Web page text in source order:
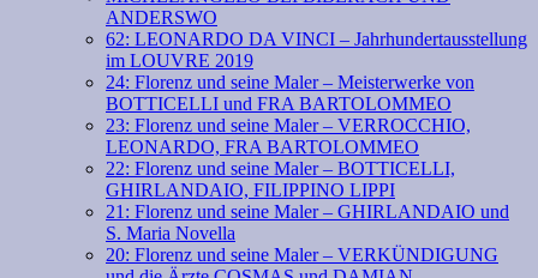
ANDERSWO
62: LEONARDO DA VINCI – Jahrhundertausstellung
im LOUVRE 2019
24: Florenz und seine Maler – Meisterwerke von
BOTTICELLI und FRA BARTOLOMMEO
23: Florenz und seine Maler – VERROCCHIO,
LEONARDO, FRA BARTOLOMMEO
22: Florenz und seine Maler – BOTTICELLI,
GHIRLANDAIO, FILIPPINO LIPPI
21: Florenz und seine Maler – GHIRLANDAIO und
S. Maria Novella
20: Florenz und seine Maler – VERKÜNDIGUNG